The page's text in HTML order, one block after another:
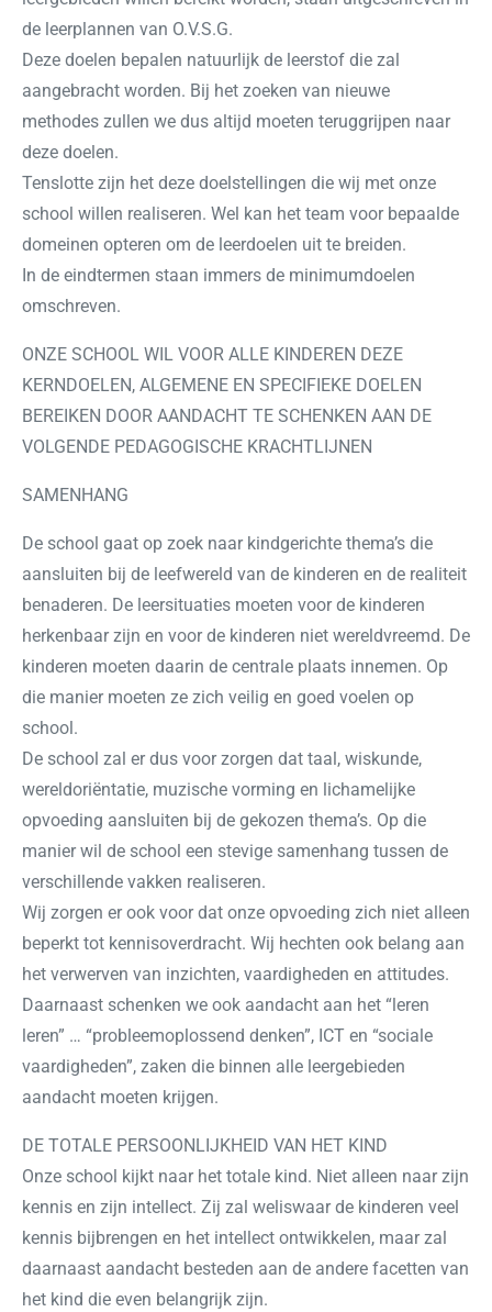
de leerplannen van O.V.S.G.
Deze doelen bepalen natuurlijk de leerstof die zal
aangebracht worden. Bij het zoeken van nieuwe
methodes zullen we dus altijd moeten teruggrijpen naar
deze doelen.
Tenslotte zijn het deze doelstellingen die wij met onze
school willen realiseren. Wel kan het team voor bepaalde
domeinen opteren om de leerdoelen uit te breiden.
In de eindtermen staan immers de minimumdoelen
omschreven.
ONZE SCHOOL WIL VOOR ALLE KINDEREN DEZE
KERNDOELEN, ALGEMENE EN SPECIFIEKE DOELEN
BEREIKEN DOOR AANDACHT TE SCHENKEN AAN DE
VOLGENDE PEDAGOGISCHE KRACHTLIJNEN
SAMENHANG
De school gaat op zoek naar kindgerichte thema’s die
aansluiten bij de leefwereld van de kinderen en de realiteit
benaderen. De leersituaties moeten voor de kinderen
herkenbaar zijn en voor de kinderen niet wereldvreemd. De
kinderen moeten daarin de centrale plaats innemen. Op
die manier moeten ze zich veilig en goed voelen op
school.
De school zal er dus voor zorgen dat taal, wiskunde,
wereldoriëntatie, muzische vorming en lichamelijke
opvoeding aansluiten bij de gekozen thema’s. Op die
manier wil de school een stevige samenhang tussen de
verschillende vakken realiseren.
Wij zorgen er ook voor dat onze opvoeding zich niet alleen
beperkt tot kennisoverdracht. Wij hechten ook belang aan
het verwerven van inzichten, vaardigheden en attitudes.
Daarnaast schenken we ook aandacht aan het “leren
leren” … “probleemoplossend denken”, ICT en “sociale
vaardigheden”, zaken die binnen alle leergebieden
aandacht moeten krijgen.
DE TOTALE PERSOONLIJKHEID VAN HET KIND
Onze school kijkt naar het totale kind. Niet alleen naar zijn
kennis en zijn intellect. Zij zal weliswaar de kinderen veel
kennis bijbrengen en het intellect ontwikkelen, maar zal
daarnaast aandacht besteden aan de andere facetten van
het kind die even belangrijk zijn.